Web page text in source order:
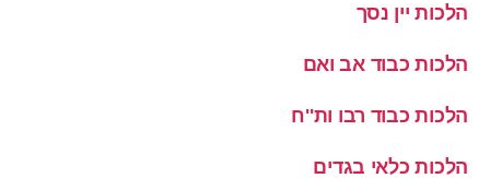
הלכות יין נסך
הלכות כבוד אב ואם
הלכות כבוד רבו ות''ח
הלכות כלאי בגדים